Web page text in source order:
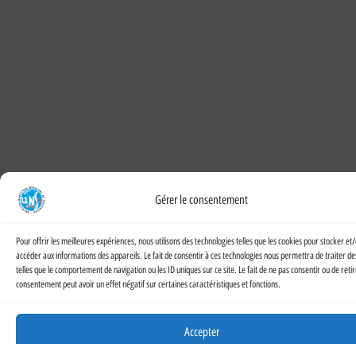
Gérer le consentement
Pour offrir les meilleures expériences, nous utilisons des technologies telles que les cookies pour stocker
accéder aux informations des appareils. Le fait de consentir à ces technologies nous permettra de traiter
telles que le comportement de navigation ou les ID uniques sur ce site. Le fait de ne pas consentir ou de
consentement peut avoir un effet négatif sur certaines caractéristiques et fonctions.
Accepter